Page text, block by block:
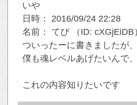
いや
日時： 2016/09/24 22:28
名前： てぴ （ID: cXGjEiDB
ついったーに書きましたが
僕も魂レベルあげたいんで
これの内容知りたいです